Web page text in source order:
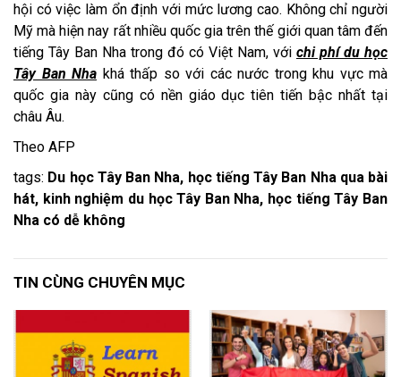
hội có việc làm ổn định với mức lương cao. Không chỉ người
Mỹ mà hiện nay rất nhiều quốc gia trên thế giới quan tâm đến
tiếng Tây Ban Nha trong đó có Việt Nam, với chi phí du học
Tây Ban Nha khá thấp so với các nước trong khu vực mà
quốc gia này cũng có nền giáo dục tiên tiến bậc nhất tại
châu Âu.
Theo AFP
tags: Du học Tây Ban Nha, học tiếng Tây Ban Nha qua bài
hát, kinh nghiệm du học Tây Ban Nha, học tiếng Tây Ban
Nha có dễ không
TIN CÙNG CHUYÊN MỤC